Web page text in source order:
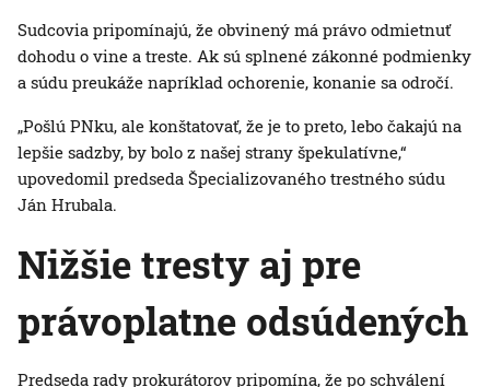
Sudcovia pripomínajú, že obvinený má právo odmietnuť
dohodu o vine a treste. Ak sú splnené zákonné podmienky
a súdu preukáže napríklad ochorenie, konanie sa odročí.
„Pošlú PNku, ale konštatovať, že je to preto, lebo čakajú na
lepšie sadzby, by bolo z našej strany špekulatívne,“
upovedomil predseda Špecializovaného trestného súdu
Ján Hrubala.
Nižšie tresty aj pre
právoplatne odsúdených
Predseda rady prokurátorov pripomína, že po schválení